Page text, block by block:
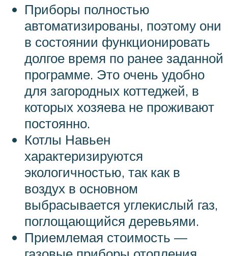
Приборы полностью
автоматизированы, поэтому они
в состоянии функционировать
долгое время по ранее заданной
программе. Это очень удобно
для загородных коттеджей, в
которых хозяева не проживают
постоянно.
Котлы Навьен
характеризируются
экологичностью, так как в
воздух в основном
выбрасывается углекислый газ,
поглощающийся деревьями.
Приемлемая стоимость —